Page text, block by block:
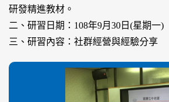
研發精進教材。
二、研習日期：108年9月30日(星期一)
三、研習內容：社群經營與經驗分享